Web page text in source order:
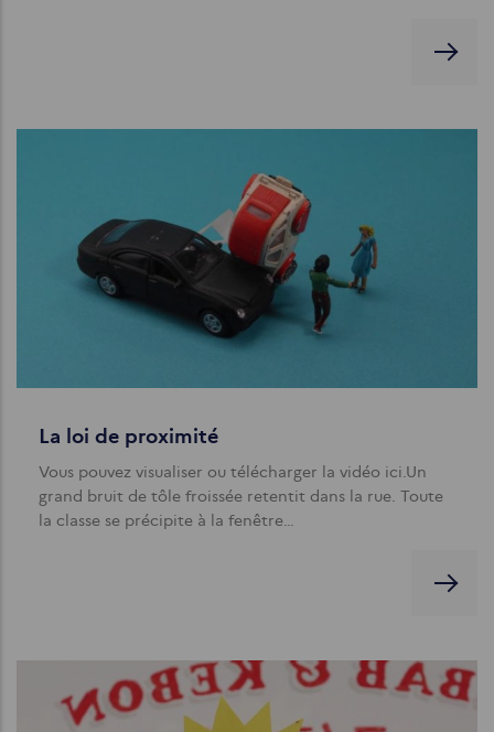
La loi de proximité
Vous pouvez visualiser ou télécharger la vidéo ici.Un
grand bruit de tôle froissée retentit dans la rue. Toute
la classe se précipite à la fenêtre…